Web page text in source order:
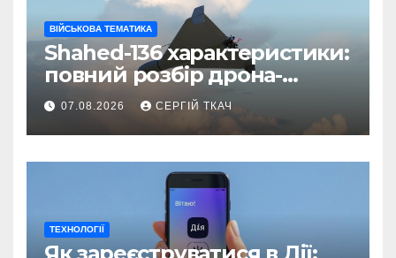
ВІЙСЬКОВА ТЕМАТИКА
Shahed-136 характеристики:
повний розбір дрона-
камікадзе
07.08.2026 СЕРГІЙ ТКАЧ
ТЕХНОЛОГІЇ